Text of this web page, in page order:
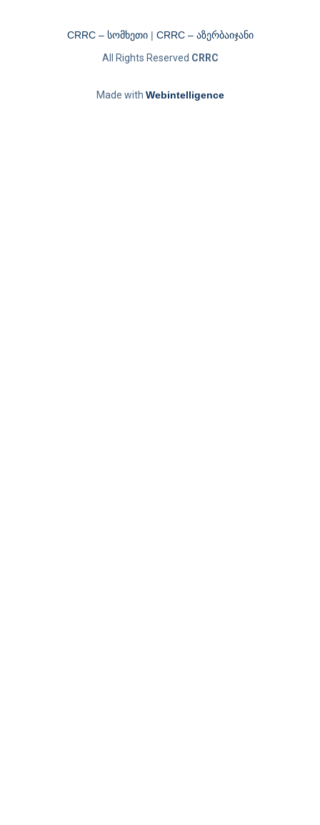
Made with Webintelligence
All Rights Reserved CRRC
CRRC – სომხეთი| CRRC – აზერბაიჯანი​